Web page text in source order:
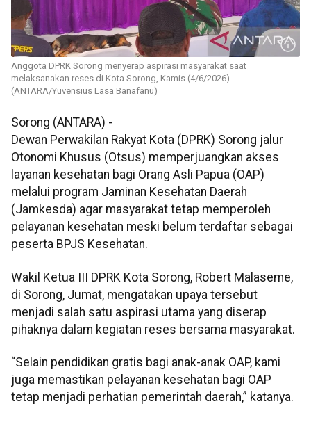
Anggota DPRK Sorong menyerap aspirasi masyarakat saat
melaksanakan reses di Kota Sorong, Kamis (4/6/2026)
(ANTARA/Yuvensius Lasa Banafanu)
Sorong (ANTARA) -
Dewan Perwakilan Rakyat Kota (DPRK) Sorong jalur
Otonomi Khusus (Otsus) memperjuangkan akses
layanan kesehatan bagi Orang Asli Papua (OAP)
melalui program Jaminan Kesehatan Daerah
(Jamkesda) agar masyarakat tetap memperoleh
pelayanan kesehatan meski belum terdaftar sebagai
peserta BPJS Kesehatan.
Wakil Ketua III DPRK Kota Sorong, Robert Malaseme,
di Sorong, Jumat, mengatakan upaya tersebut
menjadi salah satu aspirasi utama yang diserap
pihaknya dalam kegiatan reses bersama masyarakat.
“Selain pendidikan gratis bagi anak-anak OAP, kami
juga memastikan pelayanan kesehatan bagi OAP
tetap menjadi perhatian pemerintah daerah,” katanya.